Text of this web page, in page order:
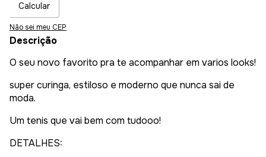
Calcular
Não sei meu CEP
Descrição
O seu novo favorito pra te acompanhar em varios looks!
super curinga, estiloso e moderno que nunca sai de
moda.
Um tenis que vai bem com tudooo!
DETALHES: